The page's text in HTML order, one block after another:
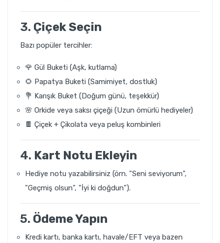
3. Çiçek Seçin
Bazı popüler tercihler:
🌹 Gül Buketi (Aşk, kutlama)
🌻 Papatya Buketi (Samimiyet, dostluk)
💐 Karışık Buket (Doğum günü, teşekkür)
🌸 Orkide veya saksı çiçeği (Uzun ömürlü hediyeler)
🍫 Çiçek + Çikolata veya peluş kombinleri
4. Kart Notu Ekleyin
Hediye notu yazabilirsiniz (örn. "Seni seviyorum",
"Geçmiş olsun", "İyi ki doğdun").
5. Ödeme Yapın
Kredi kartı, banka kartı, havale/EFT veya bazen